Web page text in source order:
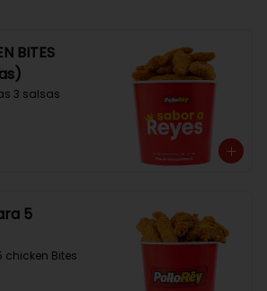
BITES
3 salsas
5
chicken Bites